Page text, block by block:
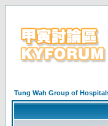
Tung Wah Group of